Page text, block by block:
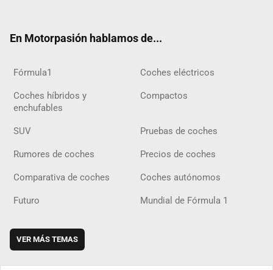
En Motorpasión hablamos de...
Fórmula1 Coches eléctricos
Coches híbridos y
enchufables
Compactos
SUV Pruebas de coches
Rumores de coches Precios de coches
Comparativa de coches Coches autónomos
Futuro Mundial de Fórmula 1
VER MÁS TEMAS